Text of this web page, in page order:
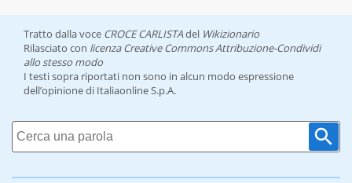
Tratto dalla voce CROCE CARLISTAdel Wikizionario
Rilasciato con licenza Creative Commons Attribuzione-Condividi
allo stesso modo
I testi sopra riportati non sono in alcun modo espressione
dell’opinione di Italiaonline S.p.A.